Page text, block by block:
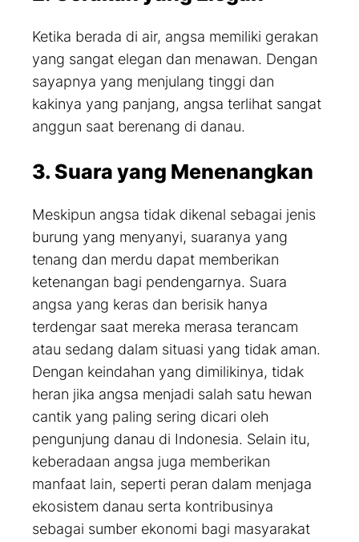
Ketika berada di air, angsa memiliki gerakan
yang sangat elegan dan menawan. Dengan
sayapnya yang menjulang tinggi dan
kakinya yang panjang, angsa terlihat sangat
anggun saat berenang di danau.
3. Suara yang Menenangkan
Meskipun angsa tidak dikenal sebagai jenis
burung yang menyanyi, suaranya yang
tenang dan merdu dapat memberikan
ketenangan bagi pendengarnya. Suara
angsa yang keras dan berisik hanya
terdengar saat mereka merasa terancam
atau sedang dalam situasi yang tidak aman.
Dengan keindahan yang dimilikinya, tidak
heran jika angsa menjadi salah satu hewan
cantik yang paling sering dicari oleh
pengunjung danau di Indonesia. Selain itu,
keberadaan angsa juga memberikan
manfaat lain, seperti peran dalam menjaga
ekosistem danau serta kontribusinya
sebagai sumber ekonomi bagi masyarakat